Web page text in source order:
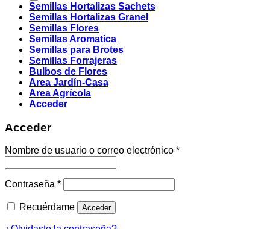
Semillas Hortalizas Sachets
Semillas Hortalizas Granel
Semillas Flores
Semillas Aromatica
Semillas para Brotes
Semillas Forrajeras
Bulbos de Flores
Area Jardín-Casa
Area Agrícola
Acceder
Acceder
Nombre de usuario o correo electrónico *Obligatorio
Contraseña *Obligatorio
Recuérdame Acceder